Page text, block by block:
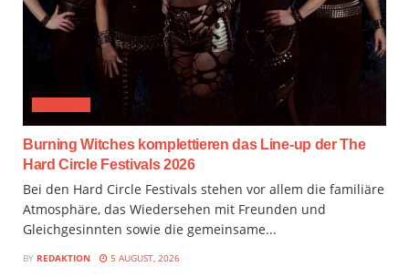
Burning Witches komplettieren das Line-up der The
Hard Circle Festivals 2026
Bei den Hard Circle Festivals stehen vor allem die familiäre
Atmosphäre, das Wiedersehen mit Freunden und
Gleichgesinnten sowie die gemeinsame...
BY REDAKTION 5 AUGUST, 2026